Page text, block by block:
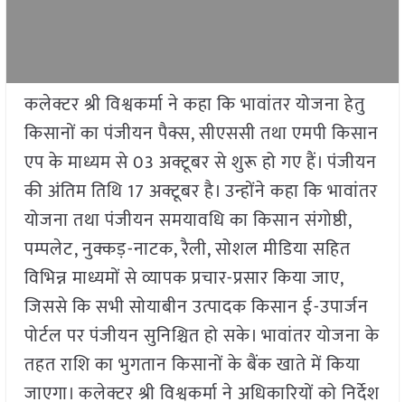
कलेक्टर श्री विश्वकर्मा ने कहा कि भावांतर योजना हेतु
किसानों का पंजीयन पैक्स, सीएससी तथा एमपी किसान
एप के माध्यम से 03 अक्टूबर से शुरू हो गए हैं। पंजीयन
की अंतिम तिथि 17 अक्टूबर है। उन्होंने कहा कि भावांतर
योजना तथा पंजीयन समयावधि का किसान संगोष्ठी,
पम्पलेट, नुक्कड़-नाटक, रैली, सोशल मीडिया सहित
विभिन्न माध्यमों से व्यापक प्रचार-प्रसार किया जाए,
जिससे कि सभी सोयाबीन उत्पादक किसान ई-उपार्जन
पोर्टल पर पंजीयन सुनिश्चित हो सके। भावांतर योजना के
तहत राशि का भुगतान किसानों के बैंक खाते में किया
जाएगा। कलेक्टर श्री विश्वकर्मा ने अधिकारियों को निर्देश